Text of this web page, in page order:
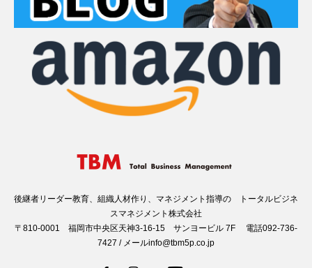
後継者リーダー教育、組織人材作り、マネジメント指導の トータルビジネ
スマネジメント株式会社
〒810-0001 福岡市中央区天神3-16-15 サンヨービル 7F 電話092-736-
7427 / メールinfo@tbm5p.co.jp